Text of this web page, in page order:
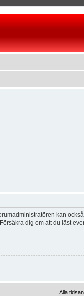
kan
dig om att du läst
Alla